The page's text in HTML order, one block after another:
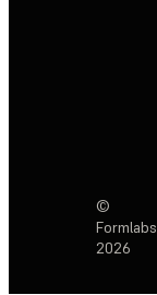
©
Formlabs
2026